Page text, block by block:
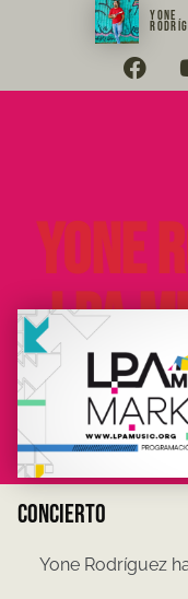
YONE
Yone
LPA
CONCIERTO
Yone Rodríguez